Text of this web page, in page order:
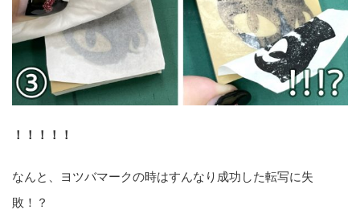
！！！！！
なんと、ヨツバマークの時はすんなり成功した転写に失
敗！？